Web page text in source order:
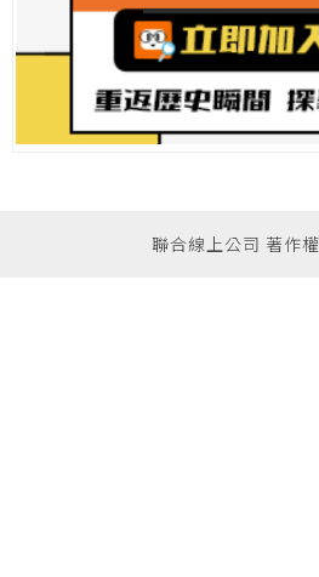
聯合線上公司 著作